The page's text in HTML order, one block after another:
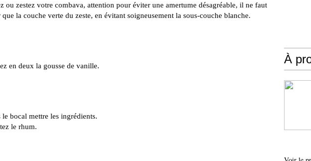
ou zestez votre combava, attention pour éviter une amertume désagréable, il ne faut
que la couche verte du zeste, en évitant soigneusement la sous-couche blanche.
en deux la gousse de vanille.
le bocal mettre les ingrédients.
le rhum.
À